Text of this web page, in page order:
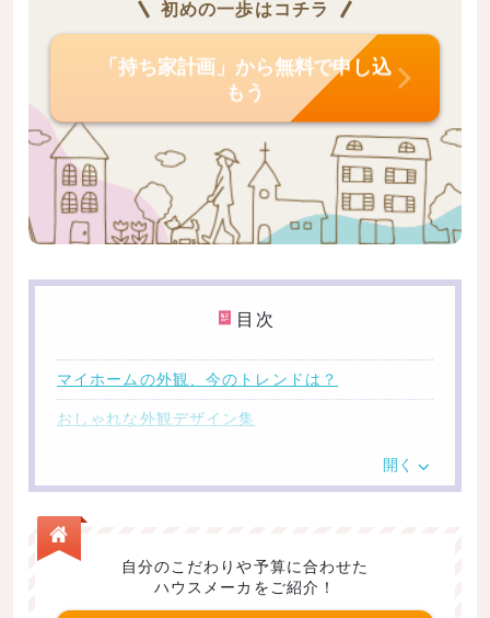
初めの一歩はコチラ
「持ち家計画」から無料で申し込
もう
目次
マイホームの外観、今のトレンドは？
おしゃれな外観デザイン集
デザインその1：ツートンカラーと小さな正方形の窓
風のモダンでかわいいデザイン
開く
自分のこだわりや予算に合わせた
ハウスメーカをご紹介！